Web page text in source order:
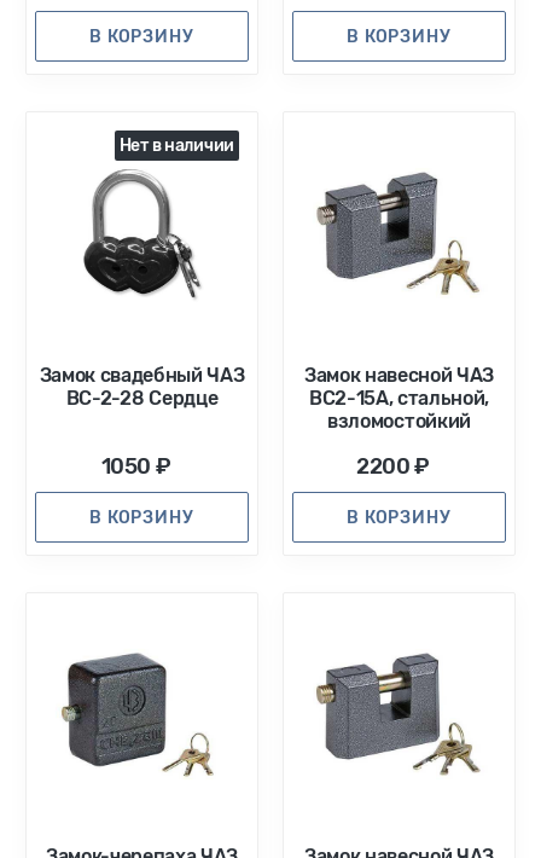
В КОРЗИНУ В КОРЗИНУ
Замок свадебный ЧАЗ
ВС-2-28 Сердце
1050 ₽
В КОРЗИНУ
Нет в наличии
Замок навесной ЧАЗ
ВС2-15А, стальной,
взломостойкий
2200 ₽
В КОРЗИНУ